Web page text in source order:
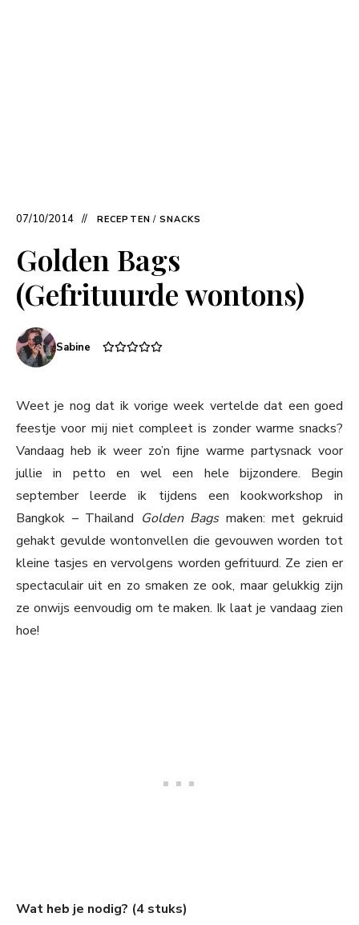
07/10/2014 RECEPTEN / SNACKS
Golden Bags
(Gefrituurde wontons)
Sabine
Weet je nog dat ik vorige week vertelde dat een goed
feestje voor mij niet compleet is zonder warme snacks?
Vandaag heb ik weer zo’n fijne warme partysnack voor
jullie in petto en wel een hele bijzondere. Begin
september leerde ik tijdens een kookworkshop in
Bangkok – Thailand Golden Bags maken: met gekruid
gehakt gevulde wontonvellen die gevouwen worden tot
kleine tasjes en vervolgens worden gefrituurd. Ze zien er
spectaculair uit en zo smaken ze ook, maar gelukkig zijn
ze onwijs eenvoudig om te maken. Ik laat je vandaag zien
hoe!
Wat heb je nodig? (4 stuks)